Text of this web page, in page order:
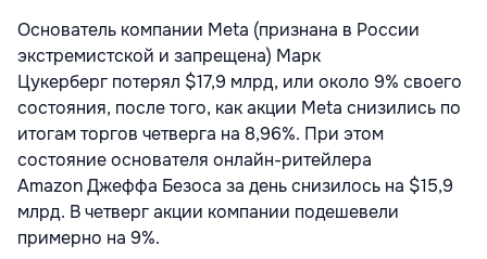
Основатель компании Meta (признана в России
экстремистской и запрещена) Марк
Цукерберг потерял $17,9 млрд, или около 9% своего
состояния, после того, как акции Meta снизились по
итогам торгов четверга на 8,96%. При этом
состояние основателя онлайн-ритейлера
AmazonДжеффа Безоса за день снизилось на $15,9
млрд. В четверг акции компании подешевели
примерно на 9%.